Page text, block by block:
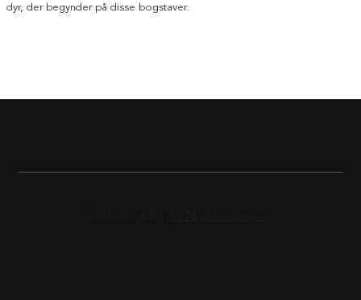
dyr, der begynder på disse bogstaver.